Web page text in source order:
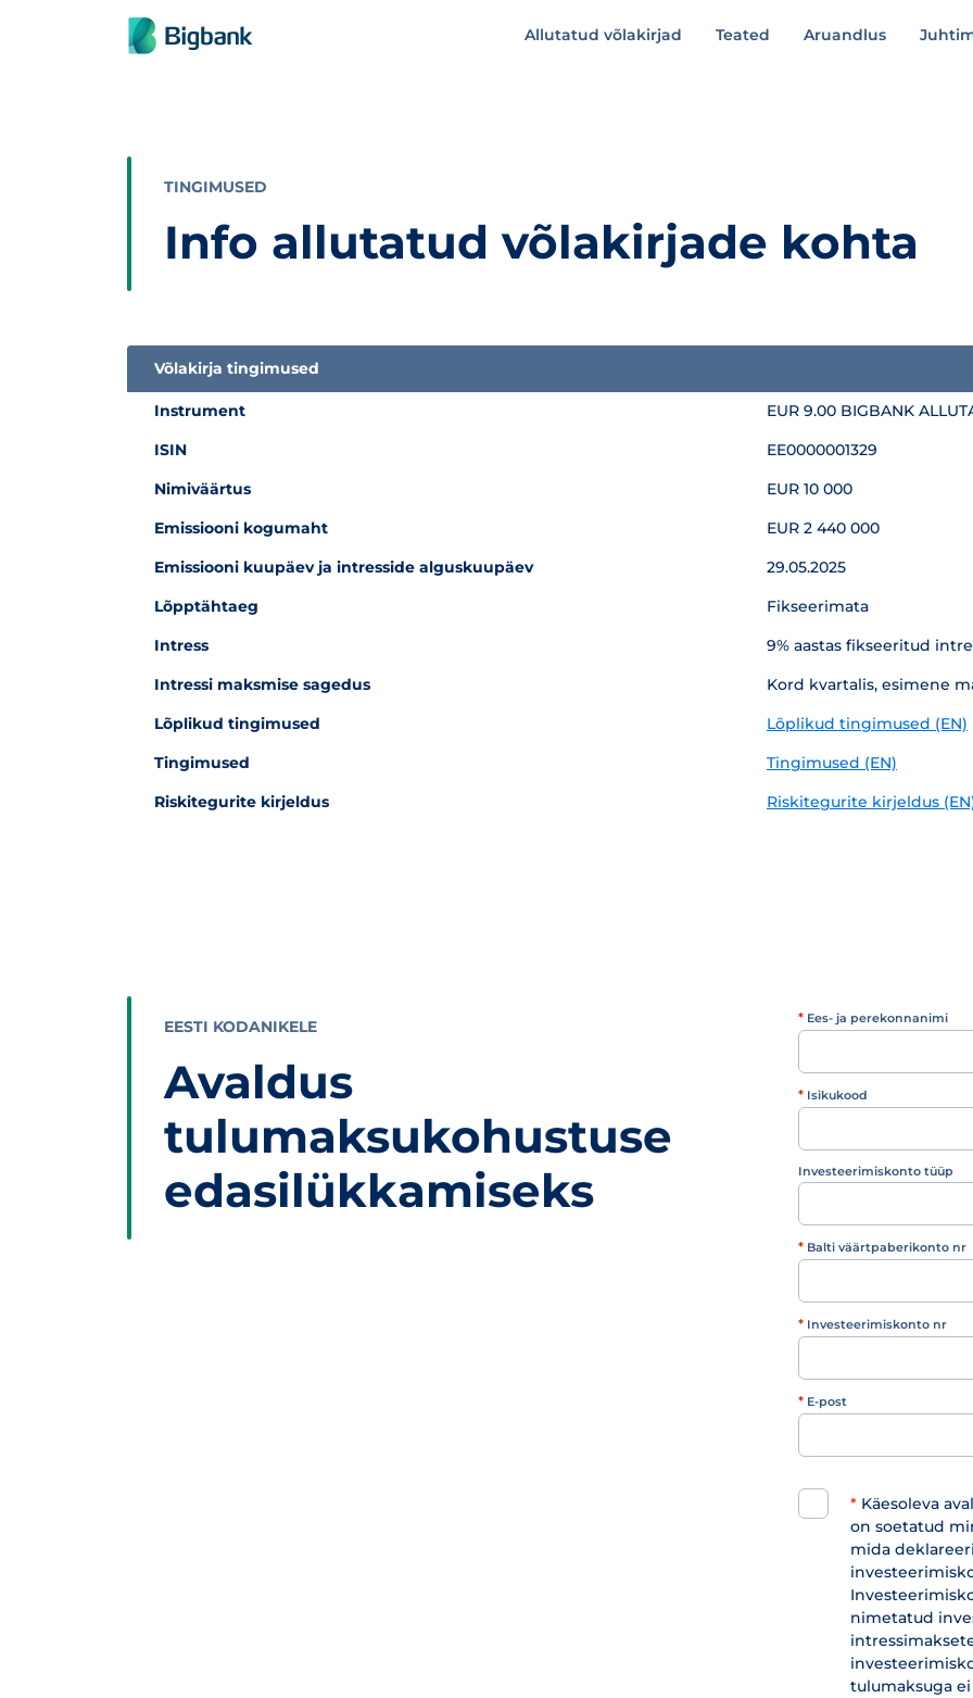
Liigu edasi põhisisu juurde
Allutatud võlakirjad Teated Aruandlus
TINGIMUSED
Info allutatud võlakirjade kohta
Infotabel allutatud võlakirjade kohta
Võlakirja tingimused
Instrument
EUR 9.00 BIGBANK
ISIN
EE0000001329
Nimiväärtus
EUR 10 000
Emissiooni kogumaht
EUR 2 440 000
Emissiooni kuupäev ja intresside alguskuupäev
29.05.2025
Lõpptähtaeg
Fikseerimata
Intress
9% aastas fikseeritud
Intressi maksmise sagedus
Kord kvartalis, esimene
Lõplikud tingimused
Lõplikud tingimused (EN)
Tingimused
Tingimused (EN)
Riskitegurite kirjeldus
Riskitegurite kirjeldus
EESTI KODANIKELE
Avaldus
tulumaksukohustuse
edasilükkamiseks
* Ees- ja perekonnanimi
* Isikukood
Investeerimiskonto tüüp
* Balti väärtpaberikonto nr
* Investeerimiskonto nr
* E-post
* Käesoleva
on soetatud
mida
nimetatud
tulumaksuga